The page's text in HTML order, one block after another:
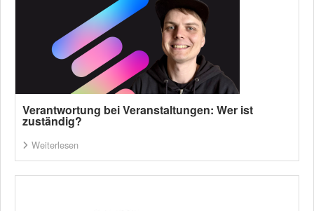
Verantwortung bei Veranstaltungen: Wer ist
zuständig?
Weiterlesen